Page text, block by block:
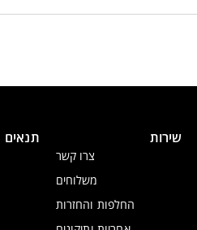
שירות
צרו קשר
משלוחים
החלפות והחזרות
תנאים